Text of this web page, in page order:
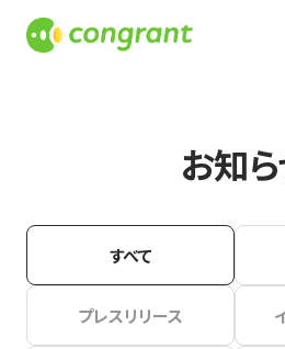
お知
すべて
プレスリリース